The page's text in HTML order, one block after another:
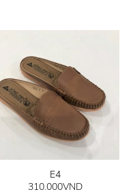
E4
310.000VND